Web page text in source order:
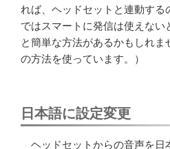
れば、ヘッドセットと連動する
ではスマートに発信は使えない
と簡単な方法があるかもしれま
の方法を使っています。）
日本語に設定変更
ヘッドセットからの音声を日